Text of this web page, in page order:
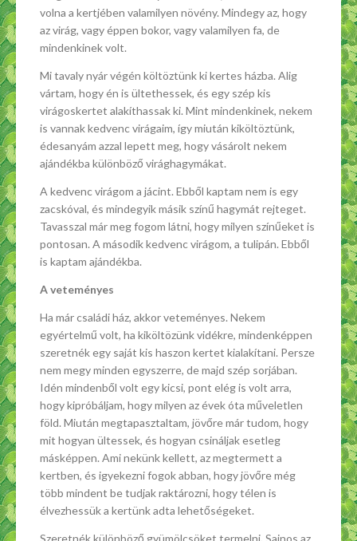
volna a kertjében valamilyen növény. Mindegy az, hogy
az virág, vagy éppen bokor, vagy valamilyen fa, de
mindenkinek volt.
Mi tavaly nyár végén költöztünk ki kertes házba. Alig
vártam, hogy én is ültethessek, és egy szép kis
virágoskertet alakíthassak ki. Mint mindenkinek, nekem
is vannak kedvenc virágaim, így miután kiköltöztünk,
édesanyám azzal lepett meg, hogy vásárolt nekem
ajándékba különböző virághagymákat.
A kedvenc virágom a jácint. Ebből kaptam nem is egy
zacskóval, és mindegyik másik színű hagymát rejteget.
Tavasszal már meg fogom látni, hogy milyen színűeket is
pontosan. A második kedvenc virágom, a tulipán. Ebből
is kaptam ajándékba.
A veteményes
Ha már családi ház, akkor veteményes. Nekem
egyértelmű volt, ha kiköltözünk vidékre, mindenképpen
szeretnék egy saját kis haszon kertet kialakítani. Persze
nem megy minden egyszerre, de majd szép sorjában.
Idén mindenből volt egy kicsi, pont elég is volt arra,
hogy kipróbáljam, hogy milyen az évek óta műveletlen
föld. Miután megtapasztaltam, jövőre már tudom, hogy
mit hogyan ültessek, és hogyan csináljak esetleg
másképpen. Ami nekünk kellett, az megtermett a
kertben, és igyekezni fogok abban, hogy jövőre még
több mindent be tudjak raktározni, hogy télen is
élvezhessük a kertünk adta lehetőségeket.